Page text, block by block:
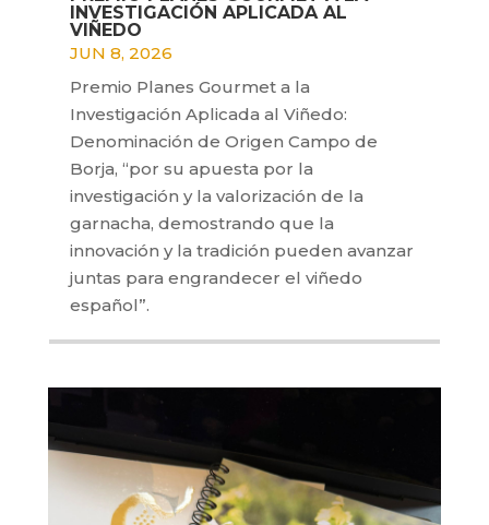
INVESTIGACIÓN APLICADA AL
VIÑEDO
JUN 8, 2026
Premio Planes Gourmet a la
Investigación Aplicada al Viñedo:
Denominación de Origen Campo de
Borja, “por su apuesta por la
investigación y la valorización de la
garnacha, demostrando que la
innovación y la tradición pueden avanzar
juntas para engrandecer el viñedo
español”.